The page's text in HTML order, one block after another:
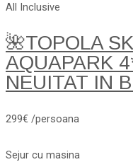
All Inclusive
🌺TOPOLA
AQUAPARK
NEUITAT IN
299€ /persoana
Sejur cu masina